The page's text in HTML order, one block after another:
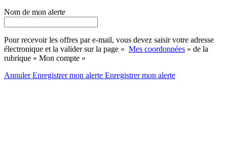
Nom de mon alerte
Pour recevoir les offres par e-mail, vous devez saisir votre adresse
électronique et la valider sur la page « Mes coordonnées » de la
rubrique « Mon compte »
AnnulerEnregistrer mon alerte Enregistrermon alerte